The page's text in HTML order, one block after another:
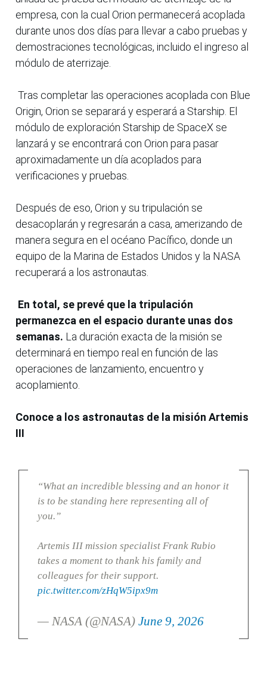
empresa, con la cual Orion permanecerá acoplada
durante unos dos días para llevar a cabo pruebas y
demostraciones tecnológicas, incluido el ingreso al
módulo de aterrizaje.
Tras completar las operaciones acoplada con Blue
Origin, Orion se separará y esperará a Starship. El
módulo de exploración Starship de SpaceX se
lanzará y se encontrará con Orion para pasar
aproximadamente un día acoplados para
verificaciones y pruebas.
Después de eso, Orion y su tripulación se
desacoplarán y regresarán a casa, amerizando de
manera segura en el océano Pacífico, donde un
equipo de la Marina de Estados Unidos y la NASA
recuperará a los astronautas.
En total, se prevé que la tripulación
permanezca en el espacio durante unas dos
semanas. La duración exacta de la misión se
determinará en tiempo real en función de las
operaciones de lanzamiento, encuentro y
acoplamiento.
Conoce a los astronautas de la misión Artemis
III
“What an incredible blessing and an honor it
is to be standing here representing all of
you.”
Artemis III mission specialist Frank Rubio
takes a moment to thank his family and
colleagues for their support.
pic.twitter.com/zHqW5ipx9m
— NASA (@NASA) June 9, 2026